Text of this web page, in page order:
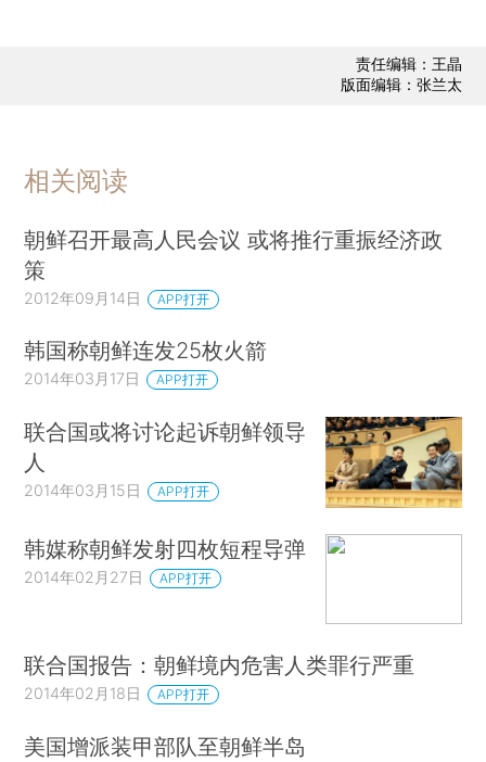
责任编辑：王晶
版面编辑：张兰太
相关阅读
朝鲜召开最高人民会议 或将推行重振经济政
策
2012年09月14日 APP打开
韩国称朝鲜连发25枚火箭
2014年03月17日 APP打开
联合国或将讨论起诉朝鲜领导
人
2014年03月15日 APP打开
韩媒称朝鲜发射四枚短程导弹
2014年02月27日 APP打开
联合国报告：朝鲜境内危害人类罪行严重
2014年02月18日 APP打开
美国增派装甲部队至朝鲜半岛